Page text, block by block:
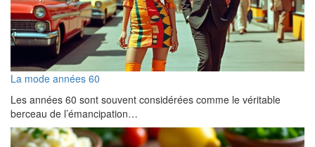
La mode années 60
Les années 60 sont souvent considérées comme le véritable
berceau de l’émancipation…